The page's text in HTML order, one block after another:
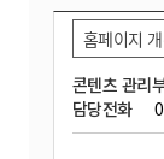
콘텐츠 관리
담당전화
홈페이지